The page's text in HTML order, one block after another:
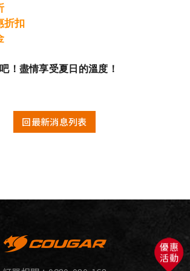
折扣
！盡情享受夏日的溫度！
回最新消息列表
優惠
活動